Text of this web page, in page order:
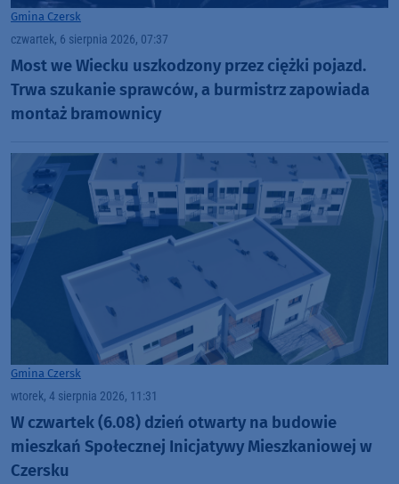
Gmina Czersk
czwartek, 6 sierpnia 2026, 07:37
Most we Wiecku uszkodzony przez ciężki pojazd.
Trwa szukanie sprawców, a burmistrz zapowiada
montaż bramownicy
Gmina Czersk
wtorek, 4 sierpnia 2026, 11:31
W czwartek (6.08) dzień otwarty na budowie
mieszkań Społecznej Inicjatywy Mieszkaniowej w
Czersku